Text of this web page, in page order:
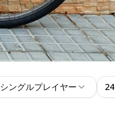
シングルプレイヤー 24